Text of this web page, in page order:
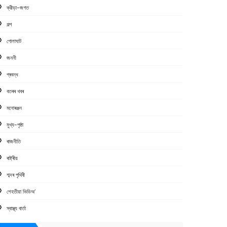
ক্রীড়া-জগত
গল্প
গোলাঘাট
জননী
প্ৰবন্ধ
বতৰৰ খবৰ
মনোৰঞ্জন
মুখ্য-পৃষ্ঠা
ৰাজনীতি
ৰাষ্ট্ৰীয়
শব্দৰ পৃথিবী
শেহতীয়া ভিডিঅ’
স্বাস্থ্য বাৰ্তা